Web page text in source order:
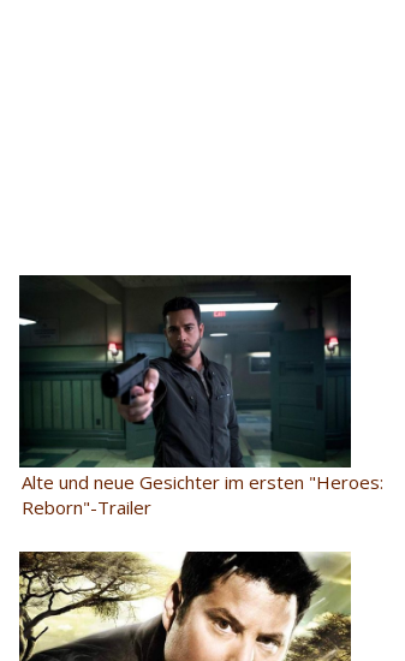
Alte und neue Gesichter im ersten "Heroes:
Reborn"-Trailer